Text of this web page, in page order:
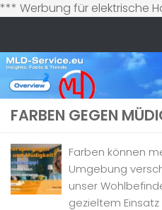
*** Werbung für elektrische
Inhalt
FARBEN GEGEN
Farben können
Umgebung
unser
gezieltem